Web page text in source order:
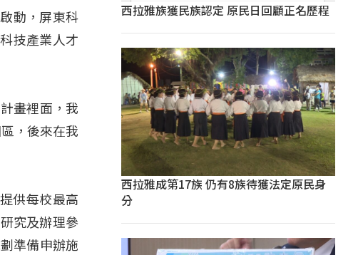
動，屏東科
技產業人才
畫裡面，我
，後來在我
供每校最高
究及辦理參
準備申辦施
西拉雅族獲民族認定 原民日回顧正名歷程
西拉雅成第17族 仍有8族待獲法定原民身
分